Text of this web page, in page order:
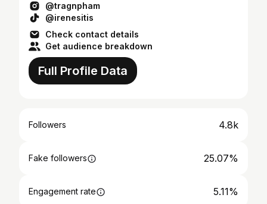
@tragnpham
@irenesitis
Check contact details
Get audience breakdown
Full Profile Data
Followers 4.8k
Fake followers 25.07%
Engagement rate 5.11%